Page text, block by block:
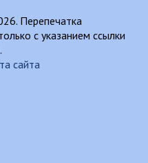
Перепечатка
с указанием ссылки
.
сайта